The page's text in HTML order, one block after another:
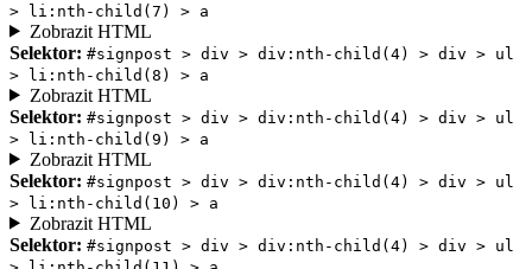
> li:nth-child(7) > a
Zobrazit HTML
Selektor: #signpost > div > div:nth-child(4) > div > ul
> li:nth-child(8) > a
Zobrazit HTML
Selektor: #signpost > div > div:nth-child(4) > div > ul
> li:nth-child(9) > a
Zobrazit HTML
Selektor: #signpost > div > div:nth-child(4) > div > ul
> li:nth-child(10) > a
Zobrazit HTML
Selektor: #signpost > div > div:nth-child(4) > div > ul